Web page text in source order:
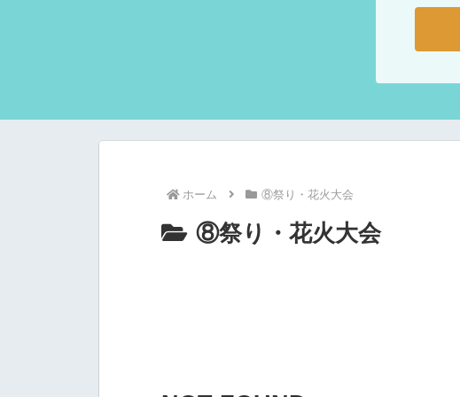
ホーム ⑧祭り・花火大会
⑧祭り・花火大会